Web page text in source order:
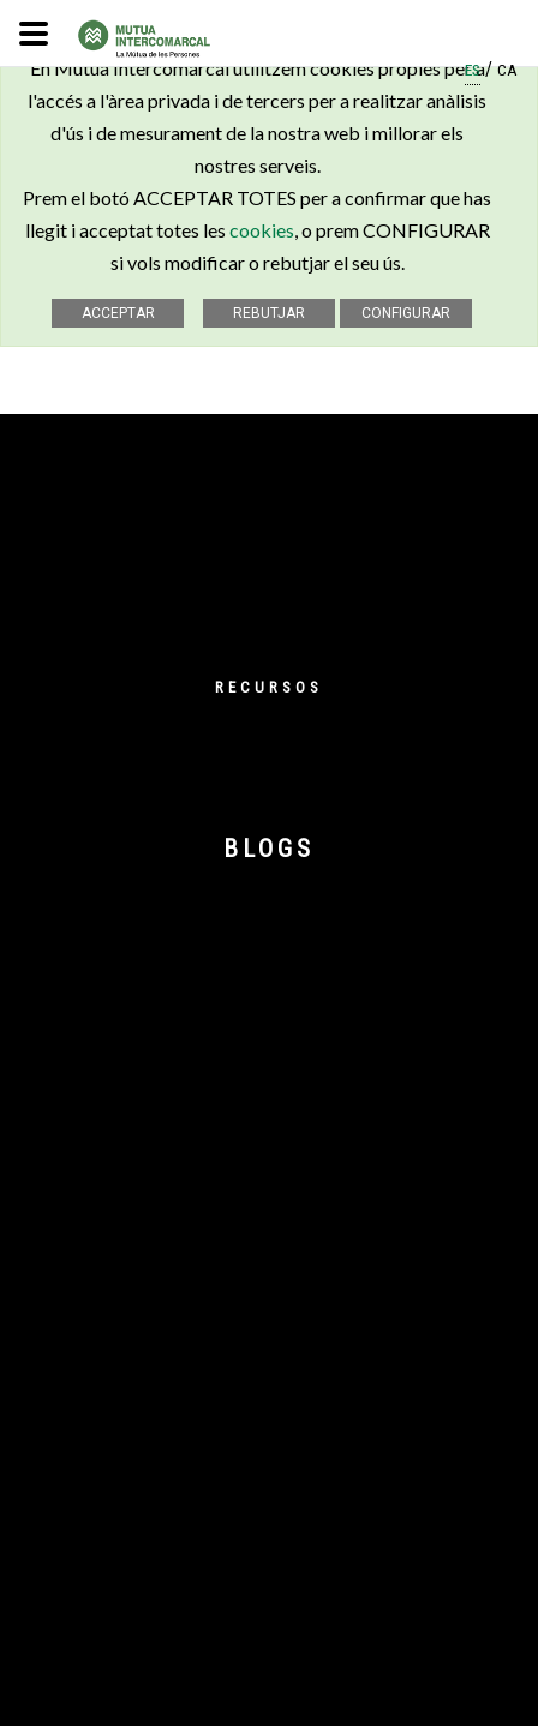
En Mútua Intercomarcal utilitzem cookies pròpies per a
l'accés a l'àrea privada i de tercers per a realitzar anàlisis
d'ús i de mesurament de la nostra web i millorar els
nostres serveis.
Prem el botó ACCEPTAR TOTES per a confirmar que has
llegit i acceptat totes les cookies, o prem CONFIGURAR
si vols modificar o rebutjar el seu ús.
ES/CA
RECURSOS
BLOGS